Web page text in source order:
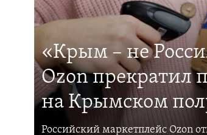
«Крым – не
Ozon прекратил
на Крымском
Российский маркетплейс Ozon